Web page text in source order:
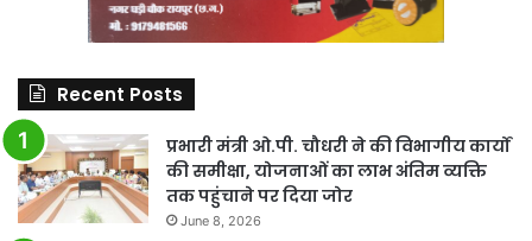
Recent Posts
प्रभारी मंत्री ओ.पी. चौधरी ने की विभागीय कार्यों
की समीक्षा, योजनाओं का लाभ अंतिम व्यक्ति
तक पहुंचाने पर दिया जोर
June 8, 2026